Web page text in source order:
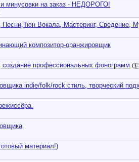
минусовки на заказ - НЕДОРОГО!
Песни,Тюн Вокала, Мастеринг, Сведение,
композитор-оранжировщик
создание профессиональных фонограмм (
indie/folk/rock стиль, творческий
материал!)